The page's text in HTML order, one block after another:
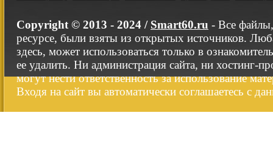
Copyright © 2013 - 2024 / Smart60.ru - Все
ресурсе, были взяты из открытых источников.
здесь, может использоваться только в
ее удалить. Ни администрация сайта, ни хостинг-
могут нести ответственность за использование
Входя на сайт вы автоматически соглашаетесь с